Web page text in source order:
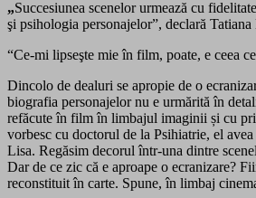
„Succesiunea scenelor urmează cu
şi psihologia personajelor”, declară
“Ce-mi lipseşte mie în film, poate, e ceea
Dincolo de dealuri se apropie de o
biografia personajelor nu e urmărită în
refăcute în film în limbajul imaginii și cu
vorbesc cu doctorul de la Psihiatrie, el
Lisa. Regăsim decorul într-una dintre
Dar de ce zic că e aproape o ecranizare?
reconstituit în carte. Spune, în limbaj